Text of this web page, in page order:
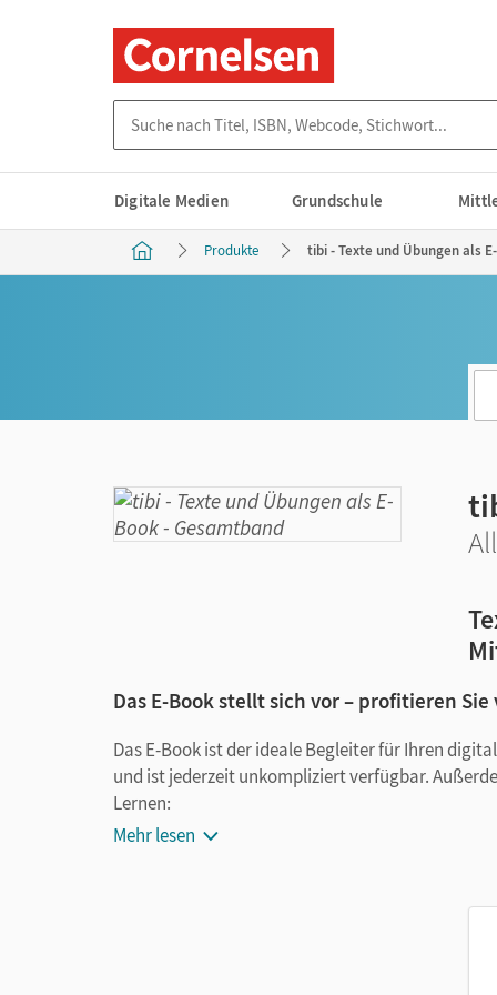
Digitale Medien Grundschule
Produkte tibi - Texte und Übungen als
Das E-Book stellt sich vor – profitieren
Das E-Book ist der ideale Begleiter für Ihren
und ist jederzeit unkompliziert verfügbar.
Lernen:
Mehr lesen